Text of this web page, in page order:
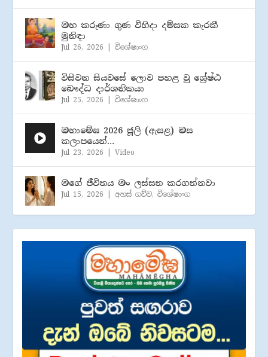
මහ කරුණා ගුණ විහිදා දම්සක කැරකී
මුනිඳා
Jul 26, 2026 |විශේෂාංග
විසිවන සියවසේ ලොව පහළ වූ ශ්‍රේෂ්ඨ
බෞද්ධ දාර්ශනිකයා
Jul 25, 2026 |විශේෂාංග
මහාමේඝ 2026 ජූලි (​ඇසළ) මස
කලාපයෙන්…
Jul 23, 2026 |Video
මගේ ජීවිතය මං ලස්සන කරගන්නවා
Jul 15, 2026 |අහස් ගව්ව,විශේෂාංග